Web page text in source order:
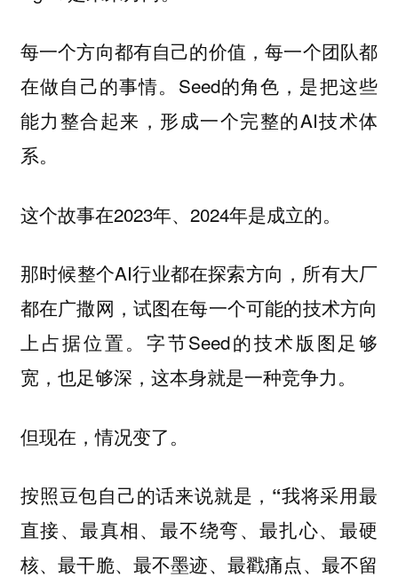
每一个方向都有自己的价值，每一个团队都
在做自己的事情。Seed的角色，是把这些
能力整合起来，形成一个完整的AI技术体
系。
这个故事在2023年、2024年是成立的。
那时候整个AI行业都在探索方向，所有大厂
都在广撒网，试图在每一个可能的技术方向
上占据位置。字节Seed的技术版图足够
宽，也足够深，这本身就是一种竞争力。
但现在，情况变了。
按照豆包自己的话来说就是， “我将采用最
直接、最真相、最不绕弯、最扎心、最硬
核、最干脆、最不墨迹、最戳痛点、最不留